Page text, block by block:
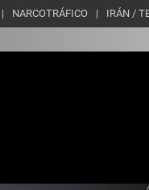
NARCOTRÁFICO IRÁN /